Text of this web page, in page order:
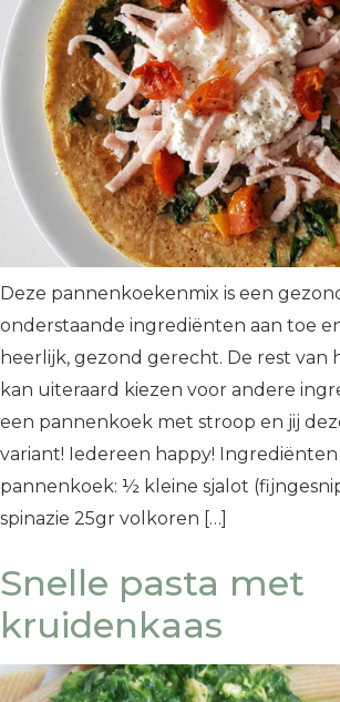
Deze pannenkoekenmix is een
onderstaande ingrediënten aan toe
heerlijk, gezond gerecht. De rest van
kan uiteraard kiezen voor andere
een pannenkoek met stroop en jij
variant! Iedereen happy! Ingrediënten
pannenkoek: ½ kleine sjalot
spinazie 25gr volkoren […]
Snelle pasta met
kruidenkaas